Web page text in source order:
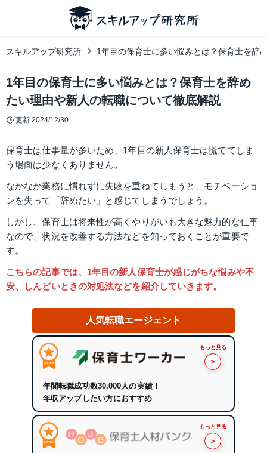
スキルアップ研究所 1年目の保育士に多い悩みとは？保育士を辞
1年目の保育士に多い悩みとは？保育士を辞め
たい理由や新人の転職について徹底解説
更新 2024/12/30
保育士は仕事量が多いため、1年目の新人保育士は慌ててしま
う場面は少なくありません。
なかなか業務に慣れずに失敗を重ねてしまうと、モチベーショ
ンを失って「辞めたい」と感じてしまうでしょう。
しかし、保育士は将来性が高くやりがいも大きな魅力的な仕事
なので、状況を改善する方法などを知っておくことが重要で
す。
こちらの記事では、1年目の新人保育士が感じがちな悩みや不
安、しんどいときの対処法などを紹介していきます。
人気転職エージェント
もっと見る
＞
年間転職成功数30,000人の実績！
年収アップしたい方におすすめ
もっと見る
＞